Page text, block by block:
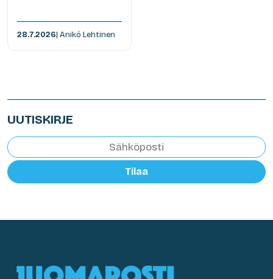
28.7.2026| Anikó Lehtinen
UUTISKIRJE
Tilaa